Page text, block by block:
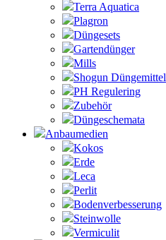
Terra Aquatica
Plagron
Düngesets
Gartendünger
Mills
Shogun Düngemittel
PH Regulering
Zubehör
Düngeschemata
Anbaumedien
Kokos
Erde
Leca
Perlit
Bodenverbesserung
Steinwolle
Vermiculit